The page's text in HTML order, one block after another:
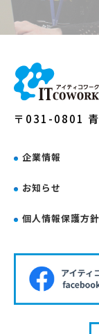
〒031-0801
企業情報
お知らせ
個人情報保護方針